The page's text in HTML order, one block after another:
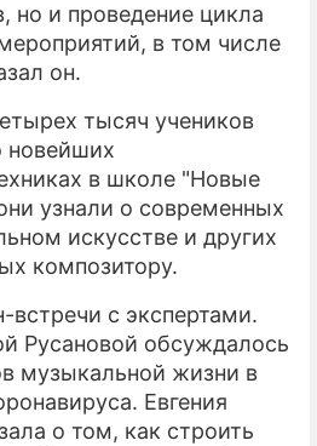
но и проведение цикла
в том числе
он.
тысяч учеников
новейших
в школе "Новые
узнали о современных
искусстве и других
композитору.
с экспертами.
Русановой обсуждалось
музыкальной жизни в
Евгения
о том, как строить